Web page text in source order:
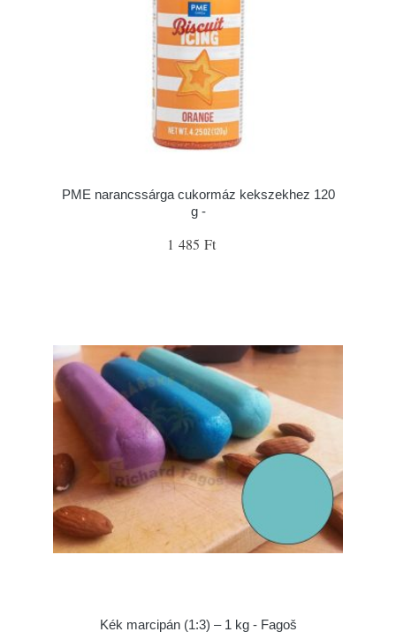
PME narancssárga cukormáz kekszekhez 120
g -
1 485 Ft
Kék marcipán (1:3) – 1 kg - Fagoš